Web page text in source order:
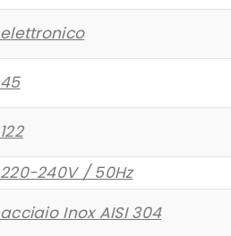
elettronico
45
122
220-240V / 50Hz
acciaio Inox AISI 304